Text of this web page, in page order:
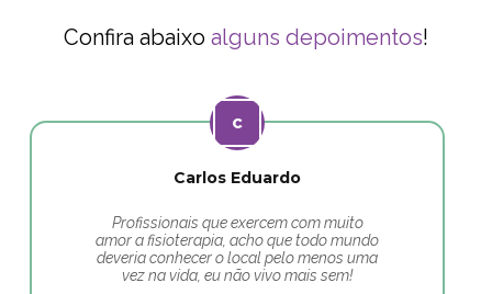
Confira abaixo alguns depoimentos!
Carlos Eduardo
Profissionais que exercem com muito
amor a fisioterapia, acho que todo mundo
deveria conhecer o local pelo menos uma
vez na vida, eu não vivo mais sem!